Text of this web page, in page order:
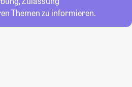
Themen zu informieren.